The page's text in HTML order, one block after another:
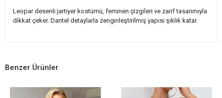
Leopar desenli jartiyer kostümü, feminen çizgileri ve zarif tasarımıyla
dikkat çeker. Dantel detaylarla zenginleştirilmiş yapısı şıklık katar.
Benzer Ürünler